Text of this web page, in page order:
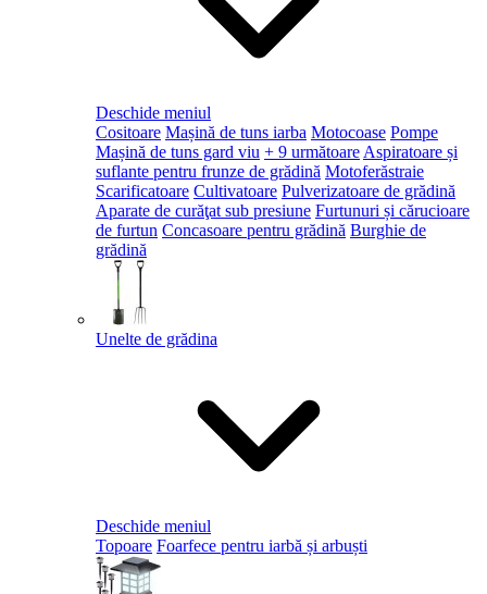
Deschide meniul
Cositoare Mașină de tuns iarba Motocoase Pompe
Mașină de tuns gard viu + 9 următoare Aspiratoare și
suflante pentru frunze de grădină Motoferăstraie
Scarificatoare Cultivatoare Pulverizatoare de grădină
Aparate de curăţat sub presiune Furtunuri și cărucioare
de furtun Concasoare pentru grădină Burghie de
grădină
Unelte de grădina
Deschide meniul
Topoare Foarfece pentru iarbă și arbuști